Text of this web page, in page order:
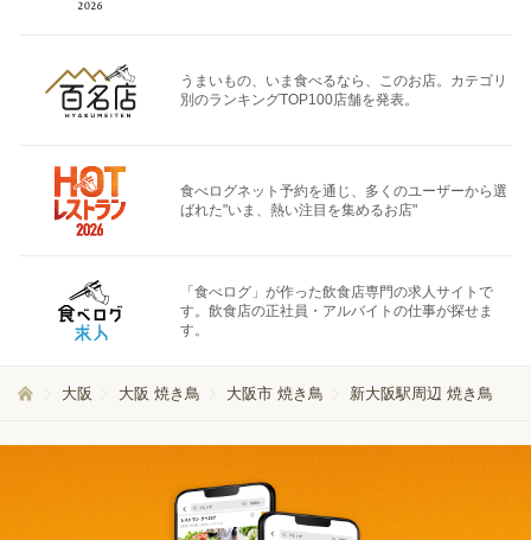
うまいもの、いま食べるなら、このお店。カテゴリ
別のランキングTOP100店舗を発表。
食べログネット予約を通じ、多くのユーザーから選
ばれた"いま、熱い注目を集めるお店"
「食べログ」が作った飲食店専門の求人サイトで
す。飲食店の正社員・アルバイトの仕事が探せま
す。
大阪 大阪 焼き鳥 大阪市 焼き鳥 新大阪駅周辺 焼き鳥